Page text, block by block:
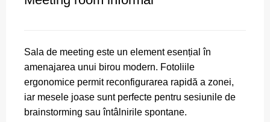
Sala de meeting este un element esențial în
amenajarea unui birou modern. Fotoliile
ergonomice permit reconfigurarea rapidă a zonei,
iar mesele joase sunt perfecte pentru sesiunile de
brainstorming sau întâlnirile spontane.